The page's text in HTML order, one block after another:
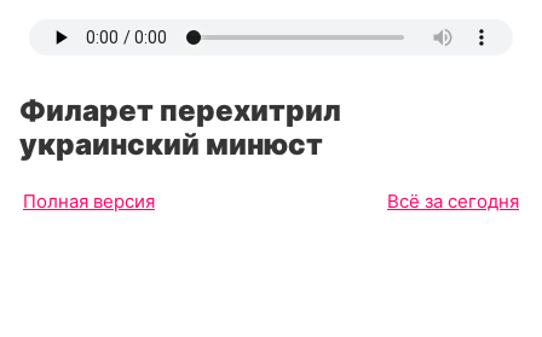
Филарет перехитрил
украинский минюст
Полная версия Всё за сегодня